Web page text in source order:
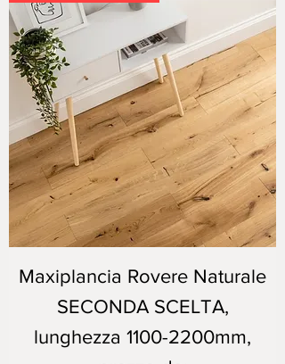
Maxiplancia Rovere Naturale
SECONDA SCELTA,
lunghezza 1100-2200mm,